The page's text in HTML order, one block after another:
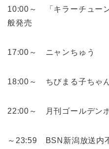
10:00～ 「キラーチュー
般発売
17:00～ ニャンちゅう
18:00～ ちびまる子ちゃ
22:00～ 月刊ゴールデン
～23:59 BSN新潟放送内